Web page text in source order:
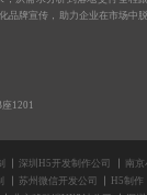
品牌宣传，助力企业在市场中
1201
深圳H5开发制作公司
南
苏州微信开发公司
H5制作